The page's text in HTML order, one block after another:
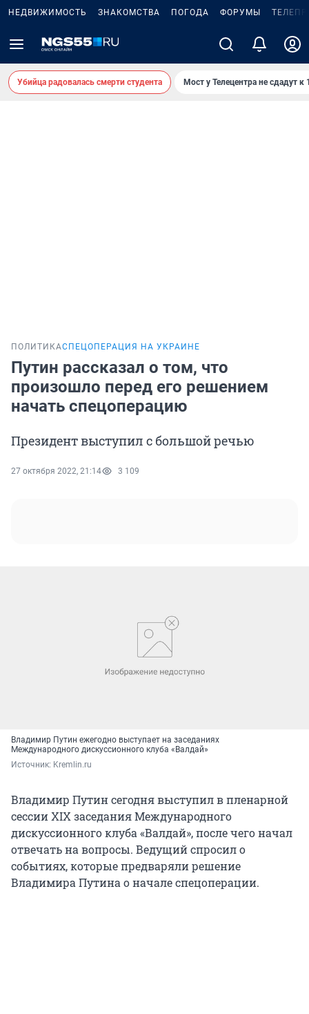
НЕДВИЖИМОСТЬ ЗНАКОМСТВА ПОГОДА ФОРУМЫ
Убийца радовалась смерти студента Мост у Телецентра не сдадут к
ПОЛИТИКАСПЕЦОПЕРАЦИЯ НА УКРАИНЕ
Путин рассказал о том, что
произошло перед его решением
начать спецоперацию
Президент выступил с большой речью
27 октября 2022, 21:14 3 109
Владимир Путин ежегодно выступает на заседаниях
Международного дискуссионного клуба «Валдай»
Источник: Kremlin.ru
Владимир Путин сегодня выступил в пленарной
сессии XIX заседания Международного
дискуссионного клуба «Валдай», после чего начал
отвечать на вопросы. Ведущий спросил о
событиях, которые предваряли решение
Владимира Путина о начале спецоперации.